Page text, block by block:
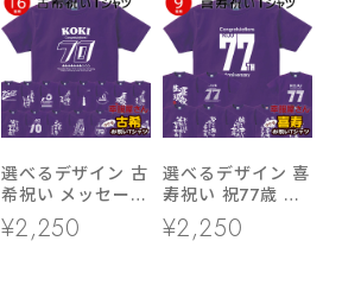
選べるデザイン 古
希祝い メッセージ
tシャツ ms70 プ
レゼント 全16種
¥2,250
選べるデザイン 喜
寿祝い 祝77歳 メ
ッセージTシャツ
ms107 七十七歳の
¥2,250